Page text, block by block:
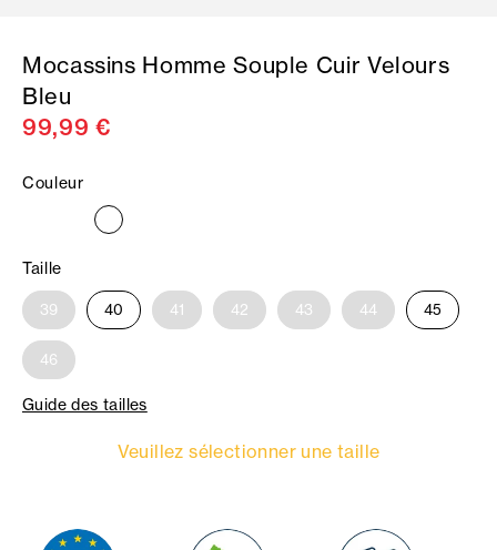
Mocassins Homme Souple Cuir Velours
Bleu
99,99 €
Couleur
Taille
39 40 41 42 43 44 45
46
Guide des tailles
Veuillez sélectionner une taille